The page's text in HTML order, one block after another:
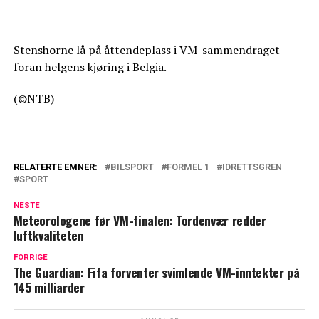
Stenshorne lå på åttendeplass i VM-sammendraget
foran helgens kjøring i Belgia.
(©NTB)
RELATERTE EMNER: BILSPORT FORMEL 1
IDRETTSGREN
SPORT
NESTE
Meteorologene før VM-finalen: Tordenvær redder
luftkvaliteten
FORRIGE
The Guardian: Fifa forventer svimlende VM-inntekter på
145 milliarder